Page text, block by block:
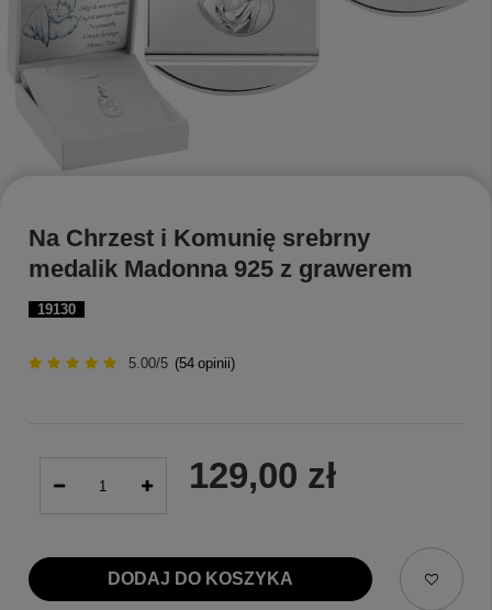
19130
Na Chrzest i Komunię srebrny
medalik Madonna 925 z grawerem
5.00/5 (54 opinii)
129,00 zł
DODAJ DO KOSZYKA